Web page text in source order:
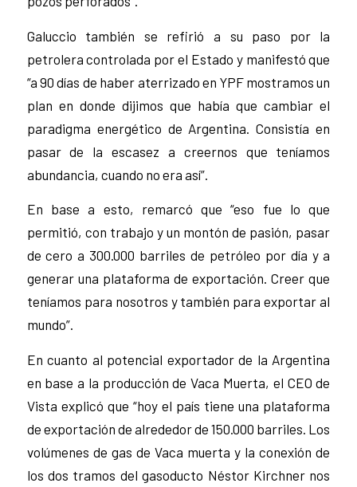
Galuccio también se refirió a su paso por la
petrolera controlada por el Estado y manifestó que
“a 90 días de haber aterrizado en YPF mostramos un
plan en donde dijimos que había que cambiar el
paradigma energético de Argentina. Consistía en
pasar de la escasez a creernos que teníamos
abundancia, cuando no era así”.
En base a esto, remarcó que “eso fue lo que
permitió, con trabajo y un montón de pasión, pasar
de cero a 300.000 barriles de petróleo por día y a
generar una plataforma de exportación. Creer que
teníamos para nosotros y también para exportar al
mundo”.
En cuanto al potencial exportador de la Argentina
en base a la producción de Vaca Muerta, el CEO de
Vista explicó que “hoy el país tiene una plataforma
de exportación de alrededor de 150.000 barriles. Los
volúmenes de gas de Vaca muerta y la conexión de
los dos tramos del gasoducto Néstor Kirchner nos